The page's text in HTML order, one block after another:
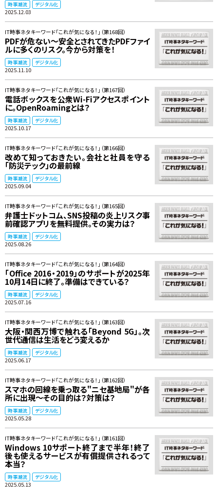
時事潮流 デジタル化
2025.12.03
IT時事ネタキーワード「これが気になる！」（第168回）
PDFが危ない～安全とされてきたPDFファイ
ルに多くのリスク。今から対策を！
時事潮流 デジタル化
2025.11.10
IT時事ネタキーワード「これが気になる！」（第167回）
電話ボックスを公衆Wi-Fiアクセスポイント
に。OpenRoamingとは？
時事潮流 デジタル化
2025.10.17
IT時事ネタキーワード「これが気になる！」（第166回）
改めて知っておきたい。会社と社員を守る
「防災テック」の最前線
時事潮流 デジタル化
2025.09.04
IT時事ネタキーワード「これが気になる！」（第165回）
弁護士ドットコム、SNS投稿の炎上リスク事
前確認アプリを無料提供。その実力は？
時事潮流 デジタル化
2025.08.26
IT時事ネタキーワード「これが気になる！」（第164回）
「Office 2016・2019」のサポートが2025年
10月14日に終了。準備はできている？
時事潮流 デジタル化
2025.07.16
IT時事ネタキーワード「これが気になる！」（第163回）
大阪・関西万博で触れる「Beyond 5G」。次
世代通信は生活をどう変えるか
時事潮流 デジタル化
2025.06.17
IT時事ネタキーワード「これが気になる！」（第162回）
スマホの回線を乗っ取る"ニセ基地局"が各
所に出現～その目的は？対策は？
時事潮流 デジタル化
2025.05.28
IT時事ネタキーワード「これが気になる！」（第161回）
Windows 10サポート終了まで半年！終了
後も使えるサービスが有償提供されるって
本当？
時事潮流 デジタル化
2025.05.13